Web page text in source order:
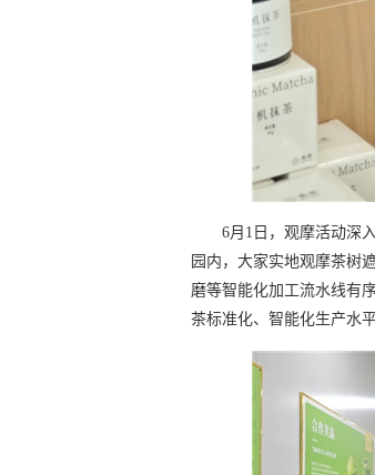
6月1日，观摩活动深
园内，大家实地观摩茶树
磨等智能化加工流水线有
茶标准化、智能化生产水平